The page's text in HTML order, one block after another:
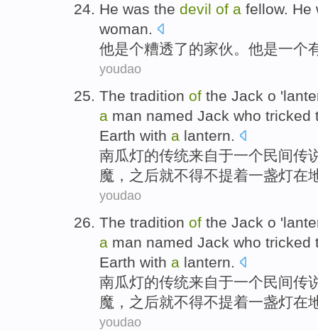
He was the devil of a fellow. He
woman.
他是个糟透了的家伙。他是一个
youdao
The tradition of the Jack o
a man named Jack who tricked
Earth with a lantern.
南瓜灯的传统来自于一个民间传
魔 ，之后就不得不提着一盏灯在
youdao
The tradition of the Jack o
a man named Jack who tricked
Earth with a lantern.
南瓜灯的传统来自于一个民间传
魔 ，之后就不得不提着一盏灯在
youdao